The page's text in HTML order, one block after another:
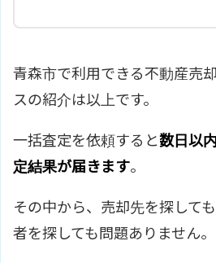
青森市で利用できる不動産売
スの紹介は以上です。
一括査定を依頼すると数日以
定結果が届きます。
その中から、売却先を探して
者を探しても問題ありません。